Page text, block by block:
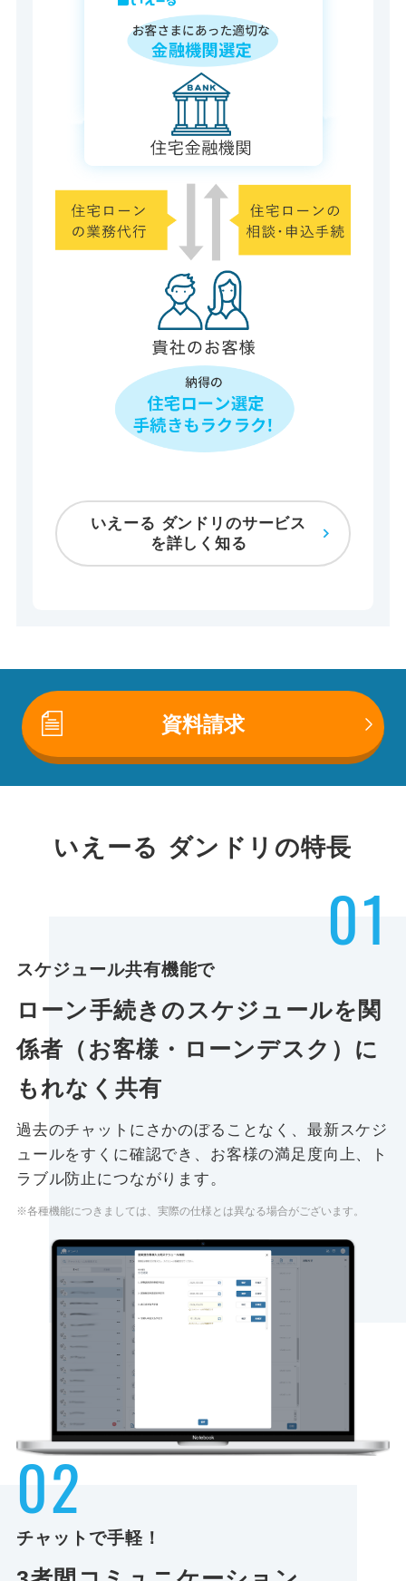
いえーる ダンドリのサービス
を詳しく知る
資料請求
いえーる ダンドリの特長
01
スケジュール共有機能で
ローン手続きのスケジュールを関
係者（お客様・ローンデスク）に
もれなく共有
過去のチャットにさかのぼることなく、最新スケジ
ュールをすくに確認でき、お客様の満足度向上、ト
ラブル防止につながります。
※各種機能につきましては、実際の仕様とは異なる場合がございます。
02
チャットで手軽！